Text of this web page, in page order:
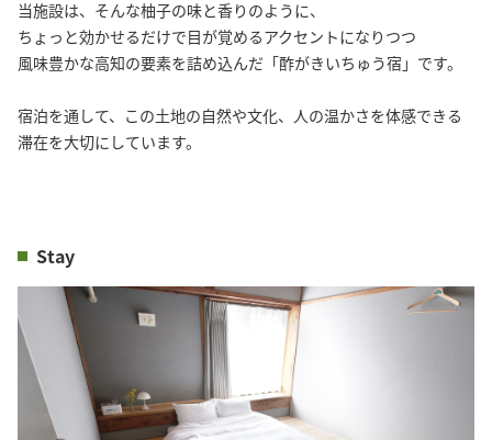
当施設は、そんな柚子の味と香りのように、
ちょっと効かせるだけで目が覚めるアクセントになりつつ
風味豊かな高知の要素を詰め込んだ「酢がきいちゅう宿」です。
宿泊を通して、この土地の自然や文化、人の温かさを体感できる
滞在を大切にしています。
Stay